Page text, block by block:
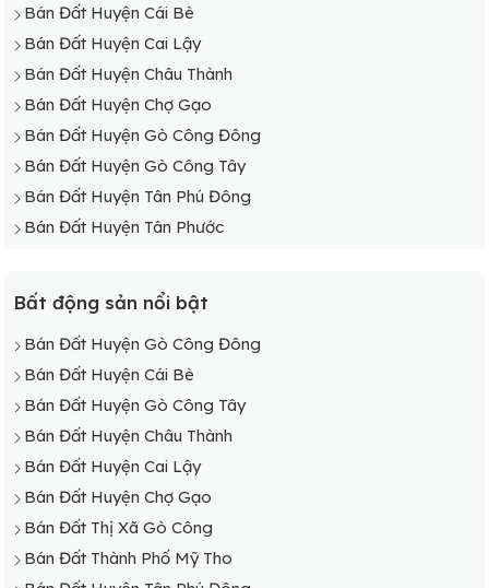
Bán Đất Huyện Cái Bè
Bán Đất Huyện Cai Lậy
Bán Đất Huyện Châu Thành
Bán Đất Huyện Chợ Gạo
Bán Đất Huyện Gò Công Đông
Bán Đất Huyện Gò Công Tây
Bán Đất Huyện Tân Phú Đông
Bán Đất Huyện Tân Phước
Bất động sản nổi bật
Bán Đất Huyện Gò Công Đông
Bán Đất Huyện Cái Bè
Bán Đất Huyện Gò Công Tây
Bán Đất Huyện Châu Thành
Bán Đất Huyện Cai Lậy
Bán Đất Huyện Chợ Gạo
Bán Đất Thị Xã Gò Công
Bán Đất Thành Phố Mỹ Tho